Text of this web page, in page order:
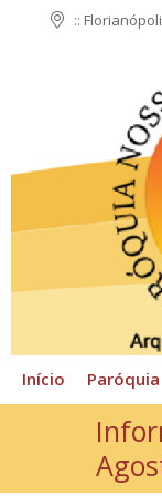
::
Início Paróquia